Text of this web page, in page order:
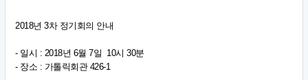
2018년 3차 정기회의 안내
- 일시 : 2018년 6월 7일 10시 30분
- 장소 : 가톨릭회관 426-1